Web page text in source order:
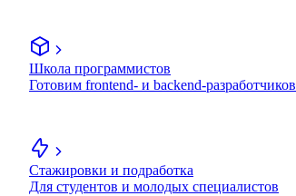
Школа программистов
Готовим frontend- и backend-разработчиков
Стажировки и подработка
Для студентов и молодых специалистов